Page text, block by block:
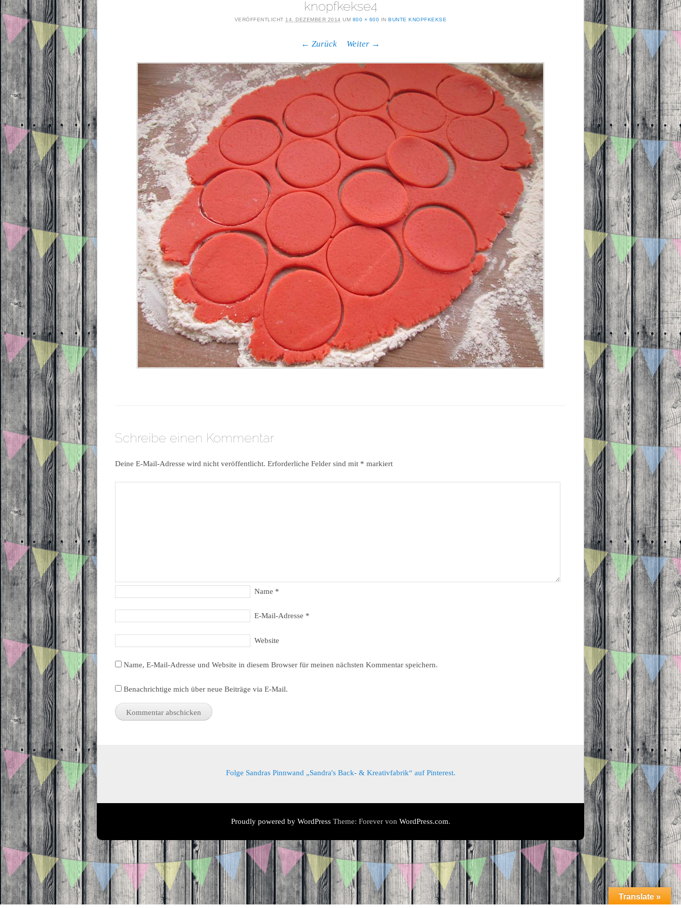
knopfkekse4
VERÖFFENTLICHT 14. DEZEMBER 2014 UM 800 × 600 INBUNTE KNOPFKEKSE
← Zurück Weiter →
Schreibe einen Kommentar
Deine E-Mail-Adresse wird nicht veröffentlicht. Erforderliche Felder sind mit * markiert
Name *
E-Mail-Adresse *
Website
Name, E-Mail-Adresse und Website in diesem Browser für meinen nächsten Kommentar speichern.
Benachrichtige mich über neue Beiträge via E-Mail.
Folge Sandras Pinnwand „Sandra's Back- & Kreativfabrik“ auf Pinterest.
Proudly powered by WordPressTheme: Forever von WordPress.com.
Translate »